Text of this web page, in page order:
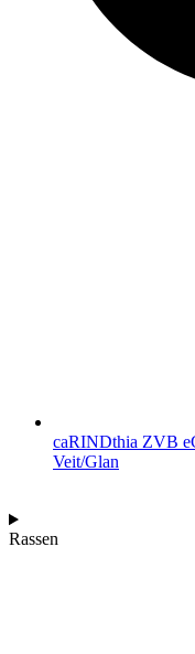
caRINDthia ZVB
Veit/Glan
Rassen